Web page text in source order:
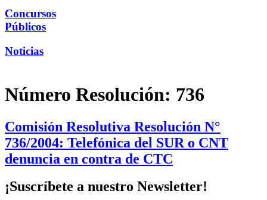
Concursos
Públicos
Noticias
Número Resolución: 736
Comisión Resolutiva Resolución N°
736/2004: Telefónica del SUR o CNT
denuncia en contra de CTC
¡Suscríbete a nuestro Newsletter!